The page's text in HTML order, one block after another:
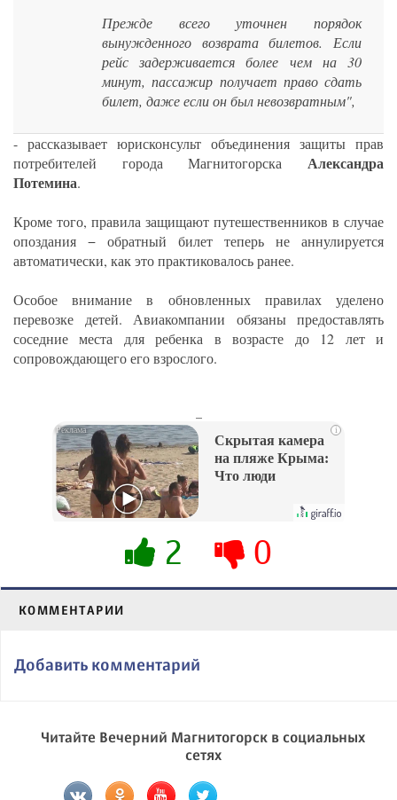
Прежде всего уточнен порядок
вынужденного возврата билетов. Если
рейс задерживается более чем на 30
минут, пассажир получает право сдать
билет, даже если он был невозвратным",
- рассказывает юрисконсульт объединения защиты прав
потребителей города Магнитогорска Александра
Потемина.
Кроме того, правила защищают путешественников в случае
опоздания − обратный билет теперь не аннулируется
автоматически, как это практиковалось ранее.
Особое внимание в обновленных правилах уделено
перевозке детей. Авиакомпании обязаны предоставлять
соседние места для ребенка в возрасте до 12 лет и
сопровождающего его взрослого.
i
Скрытая камера
на пляже Крыма:
Что люди
их не видят...
2 0
КОММЕНТАРИИ
Добавить комментарий
Читайте Вечерний Магнитогорск в социальных
сетях